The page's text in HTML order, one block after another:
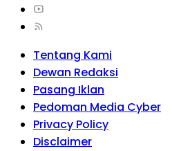
Tentang Kami
Dewan Redaksi
Pasang Iklan
Pedoman Media Cyber
Privacy Policy
Disclaimer